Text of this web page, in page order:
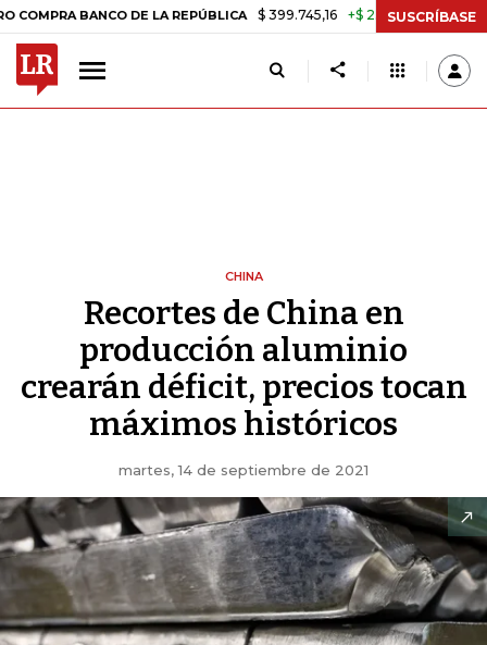
BANCO DE LA REPÚBLICA $ 399.745,16 +$ 2.295,71 +0,58% TASA
SUSCRÍBASE
CHINA
Recortes de China en
producción aluminio
crearán déficit, precios tocan
máximos históricos
martes, 14 de septiembre de 2021